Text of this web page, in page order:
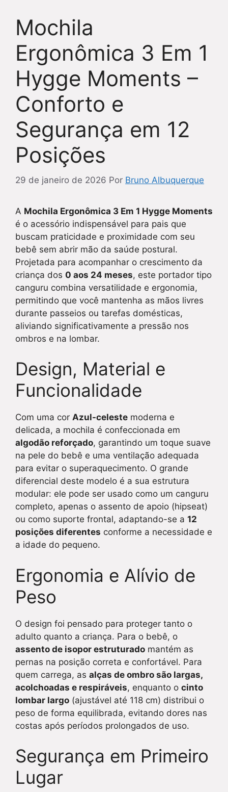
Mochila
Ergonômica 3 Em 1
Hygge Moments –
Conforto e
Segurança em 12
Posições
29 de janeiro de 2026 Por Bruno Albuquerque
A Mochila Ergonômica 3 Em 1 Hygge Moments
é o acessório indispensável para pais que
buscam praticidade e proximidade com seu
bebê sem abrir mão da saúde postural.
Projetada para acompanhar o crescimento da
criança dos 0 aos 24 meses, este portador tipo
canguru combina versatilidade e ergonomia,
permitindo que você mantenha as mãos livres
durante passeios ou tarefas domésticas,
aliviando significativamente a pressão nos
ombros e na lombar.
Design, Material e
Funcionalidade
Com uma cor Azul-celeste moderna e
delicada, a mochila é confeccionada em
algodão reforçado, garantindo um toque suave
na pele do bebê e uma ventilação adequada
para evitar o superaquecimento. O grande
diferencial deste modelo é a sua estrutura
modular: ele pode ser usado como um canguru
completo, apenas o assento de apoio (hipseat)
ou como suporte frontal, adaptando-se a 12
posições diferentes conforme a necessidade e
a idade do pequeno.
Ergonomia e Alívio de
Peso
O design foi pensado para proteger tanto o
adulto quanto a criança. Para o bebê, o
assento de isopor estruturado mantém as
pernas na posição correta e confortável. Para
quem carrega, as alças de ombro são largas,
acolchoadas e respiráveis, enquanto o cinto
lombar largo (ajustável até 118 cm) distribui o
peso de forma equilibrada, evitando dores nas
costas após períodos prolongados de uso.
Segurança em Primeiro
Lugar